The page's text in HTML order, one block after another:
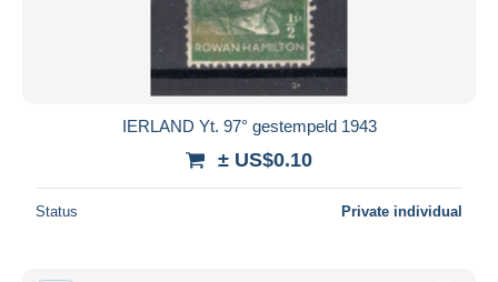
IERLAND Yt. 97° gestempeld 1943
± US$0.10
Status Private individual